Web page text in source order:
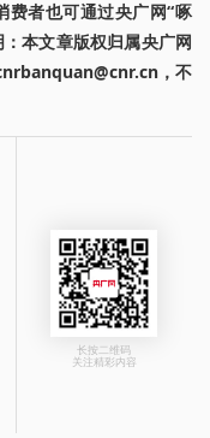
费者也可通过央广网“啄
本文章版权归属央广网
，不
长按二维码
关注精彩内容